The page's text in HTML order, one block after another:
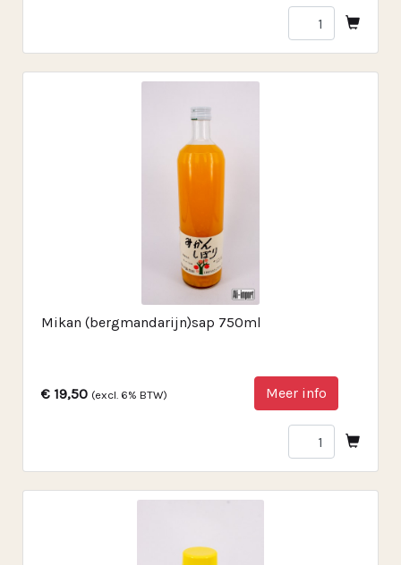
Mikan (bergmandarijn)sap 750ml
€ 19,50 (excl. 6% BTW) Meer info